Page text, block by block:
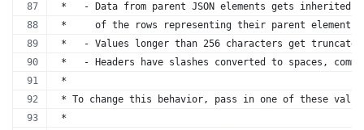
*   - Data from parent JSON elements gets
*     of the rows representing their parent elements.
*   - Values longer than 256 characters get
*   - Headers have slashes converted to spaces,
*
* To change this behavior, pass in one of these
*